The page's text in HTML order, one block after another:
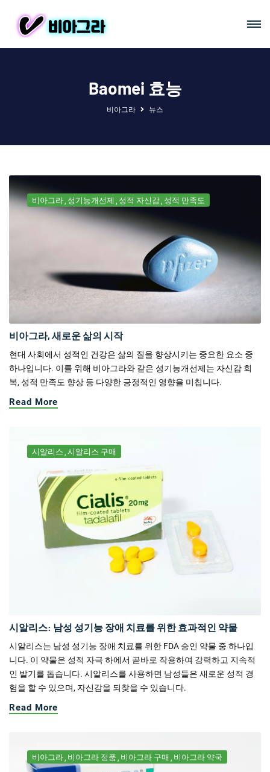
Baomei 효능
비아그라 뉴스
비아그라 성기능개선제 성적 자신감 성적 만족도
비아그라, 새로운 삶의 시작
현대 사회에서 성적인 건강은 삶의 질을 향상시키는 중요한 요소 중
하나입니다. 이를 위해 비아그라와 같은 성기능개선제는 자신감 회
복, 성적 만족도 향상 등 다양한 긍정적인 영향을 미칩니다.
Read More
시알리스 시알리스 구매
시알리스: 남성 성기능 장애 치료를 위한 효과적인 약물
시알리스는 남성 성기능 장애 치료를 위한 FDA 승인 약물 중 하나입
니다. 이 약물은 성적 자극 하에서 곧바로 작용하여 강력하고 지속적
인 발기를 돕습니다. 시알리스를 사용하면 남성들은 새로운 성적 경
험을 할 수 있으며, 자신감을 되찾을 수 있습니다.
Read More
비아그라 비아그라 정품 비아그라 구매 비아그라 약국